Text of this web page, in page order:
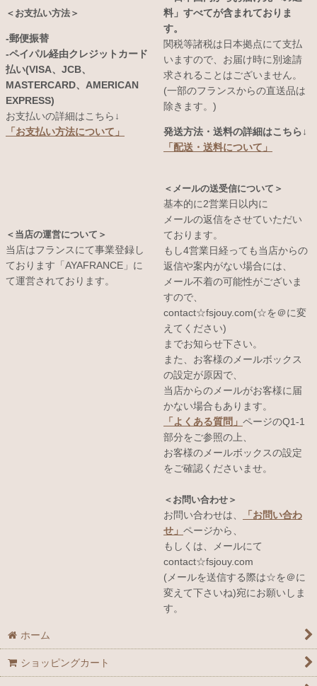
＜お支払い方法＞
-郵便振替
-ペイパル経由クレジットカード
払い(VISA、JCB、
MASTERCARD、AMERICAN
EXPRESS)
お支払いの詳細はこちら↓
「お支払い方法について」
＜当店の運営について＞
当店はフランスにて事業登録し
ております「AYAFRANCE」に
て運営されております。
料」すべてが含まれておりま
す。
関税等諸税は日本拠点にて支払
いますので、お届け時に別途請
求されることはございません。
(一部のフランスからの直送品は
除きます。)
発送方法・送料の詳細はこちら↓
「配送・送料について」
＜メールの送受信について＞
基本的に2営業日以内に
メールの返信をさせていただい
ております。
もし4営業日経っても当店からの
返信や案内がない場合には、
メール不着の可能性がございま
すので、
contact☆fsjouy.com(☆を＠に変
えてください)
までお知らせ下さい。
また、お客様のメールボックス
の設定が原因で、
当店からのメールがお客様に届
かない場合もあります。
「よくある質問」 ページのQ1-1
部分をご参照の上、
お客様のメールボックスの設定
をご確認くださいませ。
＜お問い合わせ＞
お問い合わせは、
「お問い合わ
せ」 ページから、
もしくは、メールにて
contact☆fsjouy.com
(メールを送信する際は☆を＠に
変えて下さいね)宛にお願いしま
す。
ホーム
ショッピングカート